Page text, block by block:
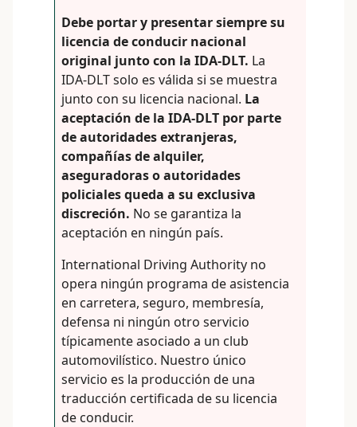
Debe portar y presentar siempre su
licencia de conducir nacional
original junto con la IDA-DLT. La
IDA-DLT solo es válida si se muestra
junto con su licencia nacional. La
aceptación de la IDA-DLT por parte
de autoridades extranjeras,
compañías de alquiler,
aseguradoras o autoridades
policiales queda a su exclusiva
discreción. No se garantiza la
aceptación en ningún país.
International Driving Authority no
opera ningún programa de asistencia
en carretera, seguro, membresía,
defensa ni ningún otro servicio
típicamente asociado a un club
automovilístico. Nuestro único
servicio es la producción de una
traducción certificada de su licencia
de conducir.